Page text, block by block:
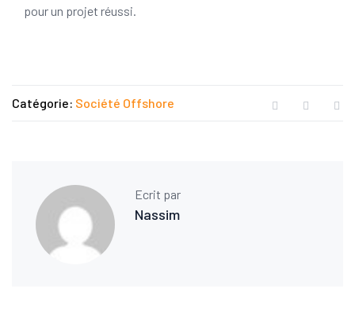
pour un projet réussi.
Catégorie: Société Offshore
Ecrit par
Nassim